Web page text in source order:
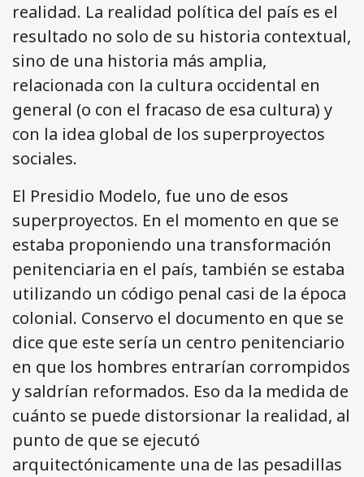
realidad. La realidad política del país es el
resultado no solo de su historia contextual,
sino de una historia más amplia,
relacionada con la cultura occidental en
general (o con el fracaso de esa cultura) y
con la idea global de los superproyectos
sociales.
El Presidio Modelo, fue uno de esos
superproyectos. En el momento en que se
estaba proponiendo una transformación
penitenciaria en el país, también se estaba
utilizando un código penal casi de la época
colonial. Conservo el documento en que se
dice que este sería un centro penitenciario
en que los hombres entrarían corrompidos
y saldrían reformados. Eso da la medida de
cuánto se puede distorsionar la realidad, al
punto de que se ejecutó
arquitectónicamente una de las pesadillas